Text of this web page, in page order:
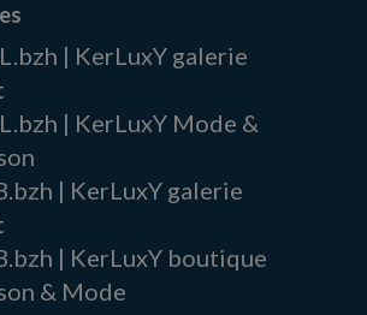
| KerLuxY galerie
| KerLuxY Mode &
| KerLuxY galerie
| KerLuxY boutique
& Mode